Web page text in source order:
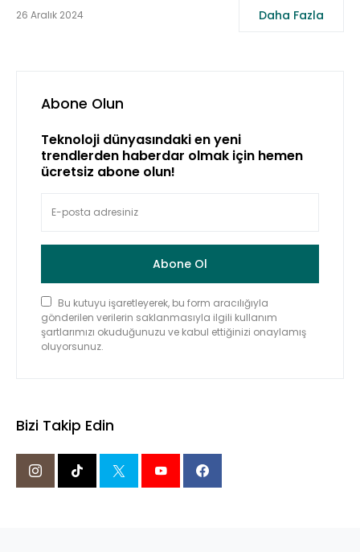
26 Aralık 2024 Daha Fazla
Abone Olun
Teknoloji dünyasındaki en yeni
trendlerden haberdar olmak için hemen
ücretsiz abone olun!
Abone Ol
Bu kutuyu işaretleyerek, bu form aracılığıyla
gönderilen verilerin saklanmasıyla ilgili kullanım
şartlarımızı okuduğunuzu ve kabul ettiğinizi onaylamış
oluyorsunuz.
Bizi Takip Edin